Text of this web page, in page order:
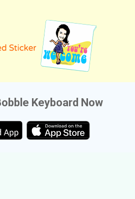
Keyboard Now